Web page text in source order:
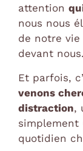
attention
nous nous
de notre
devant nous.
Et parfois,
venons
distraction,
simplement
quotidien